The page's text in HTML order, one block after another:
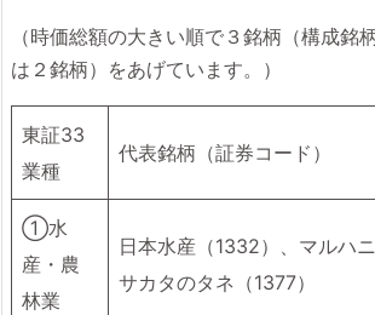
（時価総額の大きい順で３銘柄（構成銘
は２銘柄）をあげています。）
東証33
業種
代表銘柄（証券コード）
①水
産・農
林業
日本水産（1332）、マルハ
サカタのタネ（1377）